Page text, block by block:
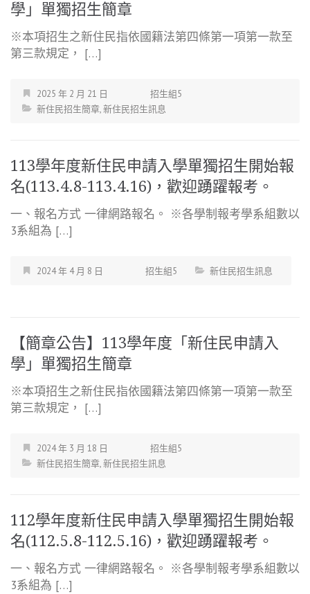
學」單獨招生簡章
※本項招生之新住民指依國籍法第四條第一項第一款至
第三款規定， […]
2025 年 2 月 21 日
招生組5
新住民招生簡章,新住民招生訊息
113學年度新住民申請入學單獨招生開始報
名(113.4.8-113.4.16)，歡迎踴躍報考。
一、報名方式 一律網路報名。 ※各學制報考學系組數以
3系組為 […]
2024 年 4 月 8 日 招生組5 新住民招生訊息
【簡章公告】113學年度「新住民申請入
學」單獨招生簡章
※本項招生之新住民指依國籍法第四條第一項第一款至
第三款規定， […]
2024 年 3 月 18 日
招生組5
新住民招生簡章,新住民招生訊息
112學年度新住民申請入學單獨招生開始報
名(112.5.8-112.5.16)，歡迎踴躍報考。
一、報名方式 一律網路報名。 ※各學制報考學系組數以
3系組為 […]